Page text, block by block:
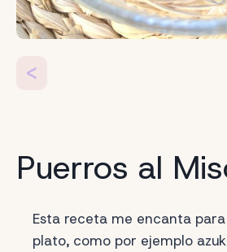
<
Puerros al
Esta receta me encanta
plato, como por ejemplo